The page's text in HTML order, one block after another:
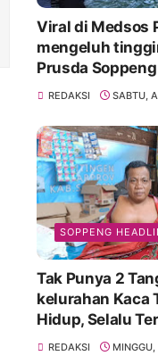
Viral di Medsos
mengeluh
Prusda
kasih bu bantu
REDAKSI SABTU,
SOPPENG
Tak Punya 2
kelurahan Kaca
Hidup, Selalu
REDAKSI